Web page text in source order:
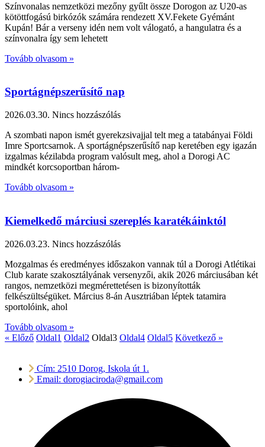
Színvonalas nemzetközi mezőny gyűlt össze Dorogon az U20-as
kötöttfogású birkózók számára rendezett XV.Fekete Gyémánt
Kupán! Bár a verseny idén nem volt válogató, a hangulatra és a
színvonalra így sem lehetett
Tovább olvasom »
Sportágnépszerűsítő nap
2026.03.30. Nincs hozzászólás
A szombati napon ismét gyerekzsivajjal telt meg a tatabányai Földi
Imre Sportcsarnok. A sportágnépszerűsítő nap keretében egy igazán
izgalmas kézilabda program valósult meg, ahol a Dorogi AC
mindkét korcsoportban három-
Tovább olvasom »
Kiemelkedő márciusi szereplés karatékáinktól
2026.03.23. Nincs hozzászólás
Mozgalmas és eredményes időszakon vannak túl a Dorogi Atlétikai
Club karate szakosztályának versenyzői, akik 2026 márciusában két
rangos, nemzetközi megmérettetésen is bizonyították
felkészültségüket. Március 8-án Ausztriában léptek tatamira
sportolóink, ahol
Tovább olvasom »
« Előző Oldal1 Oldal2 Oldal3 Oldal4 Oldal5 Következő »
Cím: 2510 Dorog, Iskola út 1.
Email: dorogiaciroda@gmail.com